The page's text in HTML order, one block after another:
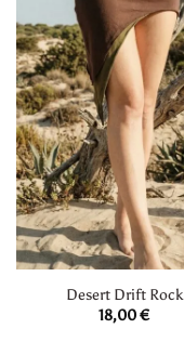
Desert Drift Rock
18,00€